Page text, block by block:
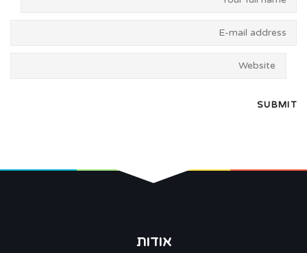
אודות